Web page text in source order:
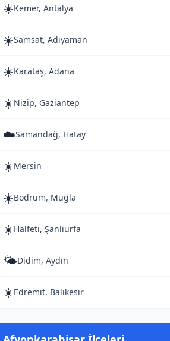
☀️Kemer, Antalya
☀️Samsat, Adıyaman
☀️Karataş, Adana
☀️Nizip, Gaziantep
☁️Samandağ, Hatay
☀️Mersin
☀️Bodrum, Muğla
☀️Halfeti, Şanlıurfa
🌤️Didim, Aydın
☀️Edremit, Balıkesir